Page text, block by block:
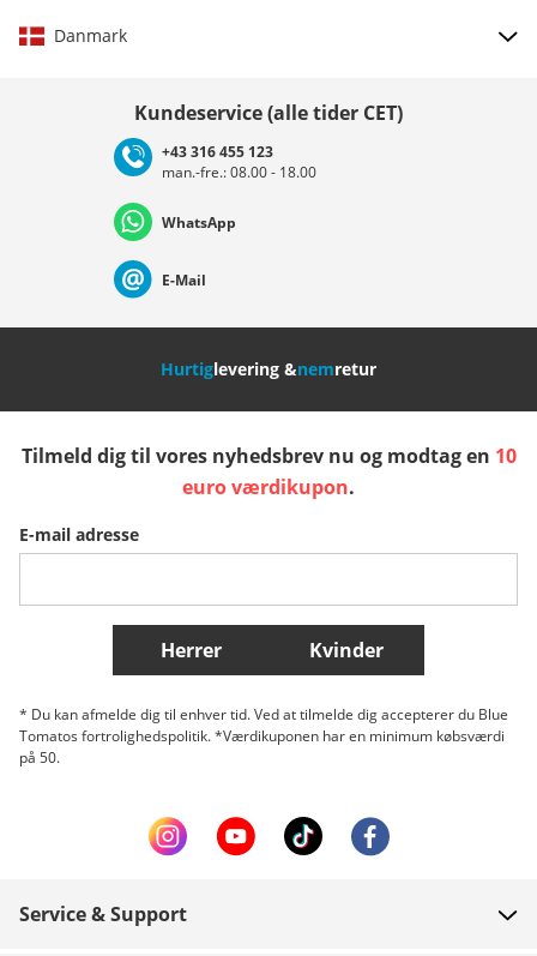
Danmark
Deutschland Österreich
Nederland Italia (Italiano) Italien (Deutsch)
Slovenija
Belgique (Français) Danmark Norge
Flere lande
Kundeservice (alle tider CET)
+43 316 455 123
man.-fre.: 08.00 - 18.00
WhatsApp
E-Mail
Hurtiglevering &nemretur
Tilmeld dig til vores nyhedsbrev nu og modtag en 10
euro værdikupon.
E-mail adresse
Herrer Kvinder
* Du kan afmelde dig til enhver tid. Ved at tilmelde dig accepterer du Blue
Tomatos fortrolighedspolitik. *Værdikuponen har en minimum købsværdi
på 50.
Service & Support